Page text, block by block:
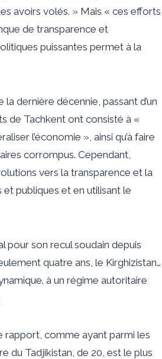
avoirs volés. » Mais « ces efforts
de transparence et
puissantes permet à la
dernière décennie, passant d’un
de Tachkent ont consisté à «
l’économie », ainsi qu’à faire
corrompus. Cependant,
vers la transparence et la
publiques et en utilisant le
pour son recul soudain depuis
quatre ans, le Kirghizistan…
à un régime autoritaire
rapport, comme ayant parmi les
du Tadjikistan, de 20, est le plus